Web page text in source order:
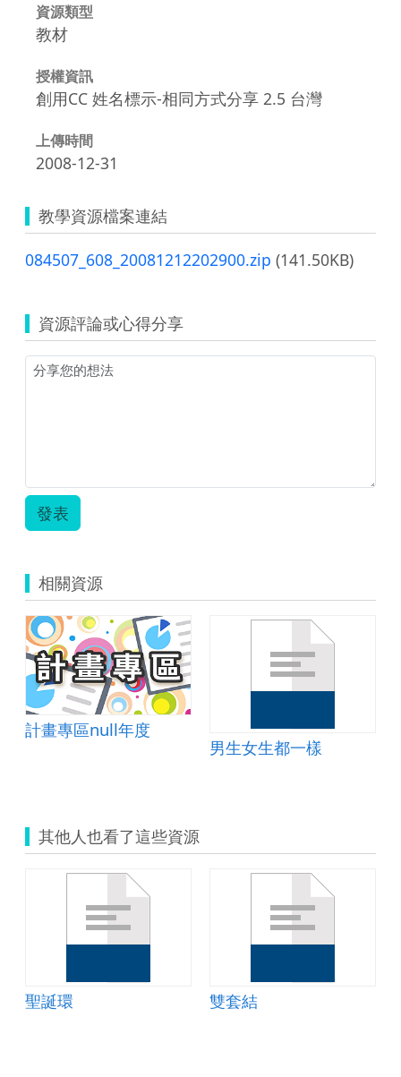
資源類型
教材
授權資訊
創用CC 姓名標示-相同方式分享 2.5 台灣
上傳時間
2008-12-31
教學資源檔案連結
084507_608_20081212202900.zip (141.50KB)
資源評論或心得分享
發表
相關資源
計畫專區null年度
男生女生都一樣
其他人也看了這些資源
聖誕環 雙套結